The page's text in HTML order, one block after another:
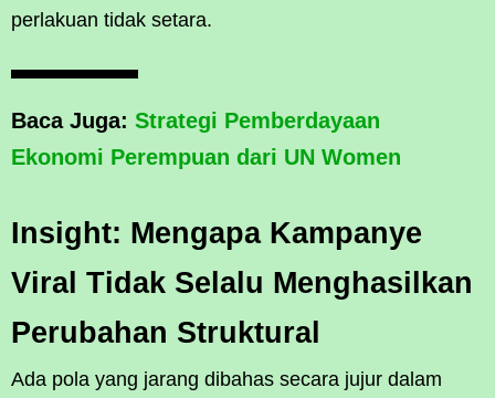
perlakuan tidak setara.
Baca Juga: Strategi Pemberdayaan
Ekonomi Perempuan dari UN Women
Insight: Mengapa Kampanye
Viral Tidak Selalu Menghasilkan
Perubahan Struktural
Ada pola yang jarang dibahas secara jujur dalam